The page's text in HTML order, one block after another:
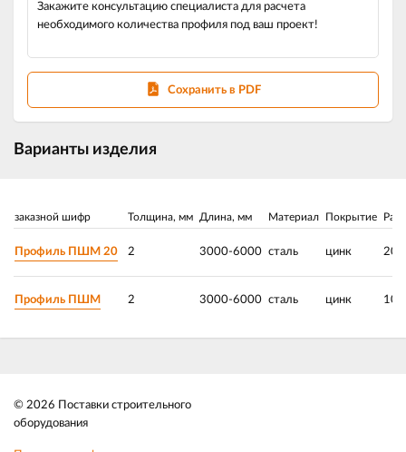
Закажите консультацию специалиста для расчета
необходимого количества профиля под ваш проект!
Сохранить в PDF
Варианты изделия
заказной шифр Толщина, мм Длина, мм Материал Покрытие
Профиль ПШМ 20 2 3000-6000 сталь цинк
Профиль ПШМ 2 3000-6000 сталь цинк
© 2026 Поставки строительного
оборудования